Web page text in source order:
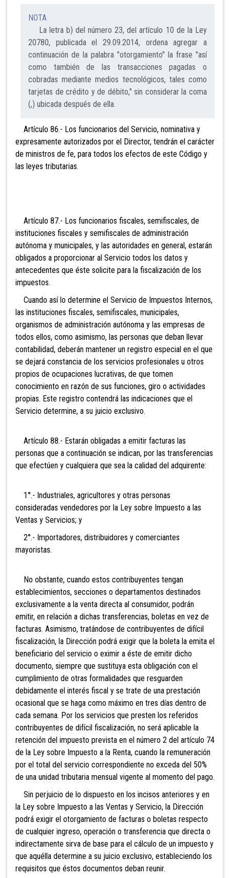
NOTA
La letra b) del número 23, del artículo 10 de la Ley
20780, publicada el 29.09.2014, ordena agregar a
continuación de la palabra "otorgamiento" la frase "así
como también de las transacciones pagadas o
cobradas mediante medios tecnológicos, tales como
tarjetas de crédito y de débito," sin considerar la coma
(,) ubicada después de ella.
Artículo 86.- Los funcionarios del Servicio, nominativa y
expresamente autorizados por el Director, tendrán el carácter
de ministros de fe, para todos los efectos de este Código y
las leyes tributarias.
Artículo 87.- Los funcionarios fiscales, semifiscales, de
instituciones fiscales y semifiscales de administración
autónoma y municipales, y las autoridades en general, estarán
obligados a proporcionar al Servicio todos los datos y
antecedentes que éste solicite para la fiscalización de los
impuestos.
Cuando así lo determine el Servicio de Impuestos Internos,
las instituciones fiscales, semifiscales, municipales,
organismos de administración autónoma y las empresas de
todos ellos, como asimismo, las personas que deban llevar
contabilidad, deberán mantener un registro especial en el que
se dejará constancia de los servicios profesionales u otros
propios de ocupaciones lucrativas, de que tomen
conocimiento en razón de sus funciones, giro o actividades
propias. Este registro contendrá las indicaciones que el
Servicio determine, a su juicio exclusivo.
Artículo 88.- Estarán obligadas a emitir facturas las
personas que a continuación se indican, por las transferencias
que efectúen y cualquiera que sea la calidad del adquirente:
1°.- Industriales, agricultores y otras personas
consideradas vendedores por la Ley sobre Impuesto a las
Ventas y Servicios; y
2°.- Importadores, distribuidores y comerciantes
mayoristas.
No obstante, cuando estos contribuyentes tengan
establecimientos, secciones o departamentos destinados
exclusivamente a la venta directa al consumidor, podrán
emitir, en relación a dichas transferencias, boletas en vez de
facturas. Asimismo, tratándose de contribuyentes de difícil
fiscalización, la Dirección podrá exigir que la boleta la emita el
beneficiario del servicio o eximir a éste de emitir dicho
documento, siempre que sustituya esta obligación con el
cumplimiento de otras formalidades que resguarden
debidamente el interés fiscal y se trate de una prestación
ocasional que se haga como máximo en tres días dentro de
cada semana. Por los servicios que presten los referidos
contribuyentes de difícil fiscalización, no será aplicable la
retención del impuesto prevista en el número 2 del artículo 74
de la Ley sobre Impuesto a la Renta, cuando la remuneración
por el total del servicio correspondiente no exceda del 50%
de una unidad tributaria mensual vigente al momento del pago.
Sin perjuicio de lo dispuesto en los incisos anteriores y en
la Ley sobre Impuesto a las Ventas y Servicio, la Dirección
podrá exigir el otorgamiento de facturas o boletas respecto
de cualquier ingreso, operación o transferencia que directa o
indirectamente sirva de base para el cálculo de un impuesto y
que aquélla determine a su juicio exclusivo, estableciendo los
requisitos que éstos documentos deban reunir.